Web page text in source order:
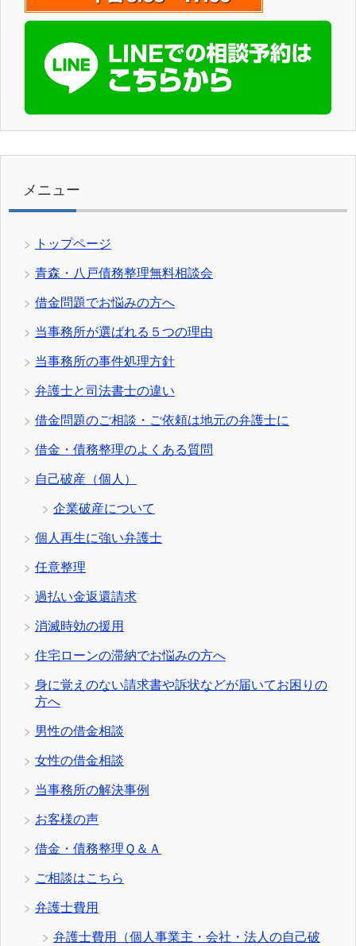
メニュー
トップページ
青森・八戸債務整理無料相談会
借金問題でお悩みの方へ
当事務所が選ばれる５つの理由
当事務所の事件処理方針
弁護士と司法書士の違い
借金問題のご相談・ご依頼は地元の弁護士に
借金・債務整理のよくある質問
自己破産（個人）
企業破産について
個人再生に強い弁護士
任意整理
過払い金返還請求
消滅時効の援用
住宅ローンの滞納でお悩みの方へ
身に覚えのない請求書や訴状などが届いてお困りの
方へ
男性の借金相談
女性の借金相談
当事務所の解決事例
お客様の声
借金・債務整理Ｑ＆Ａ
ご相談はこちら
弁護士費用
弁護士費用（個人事業主・会社・法人の自己破